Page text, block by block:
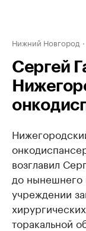
Нижний Новгород
Сергей
возглавил
до нынешнего
учреждении
торакальной